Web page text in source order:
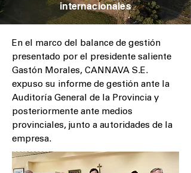
internacionales
En el marco del balance de gestión
presentado por el presidente saliente
Gastón Morales, CANNAVA S.E.
expuso su informe de gestión ante la
Auditoría General de la Provincia y
posteriormente ante medios
provinciales, junto a autoridades de la
empresa.